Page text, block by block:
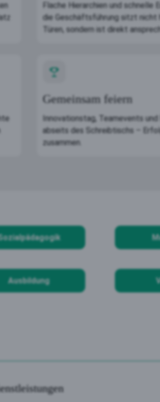
Flache Hierarchien und schnelle
die Geschäftsführung sitzt nicht
Türen, sondern ist direkt
Gemeinsam feiern
Innovationstag, Teamevents
abseits des Schreibtischs –
zusammen.
Ausbildung